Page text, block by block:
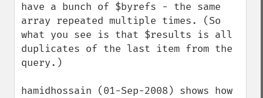
have a bunch of $byrefs - the same
array repeated multiple times. (So
what you see is that $results is all
duplicates of the last item from the
query.)
hamidhossain (01-Sep-2008) shows how